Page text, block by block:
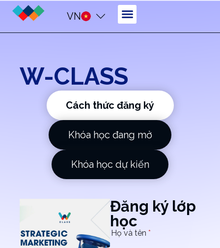
VN
W-CLASS
Cách thức đăng ký
Khóa học đang mở
Khóa học dự kiến
Đăng ký lớp
học
Họ và tên *